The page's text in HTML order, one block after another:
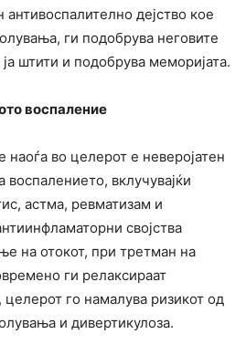
дејство кое
ги подобрува неговите
штити и подобрува меморијата.
воспаление
наоѓа во целерот е неверојатен
вклучувајќи
астма, ревматизам и
својства
на отокот, при третман на
ги релаксираат
целерот го намалува ризикот од
и дивертикулоза.